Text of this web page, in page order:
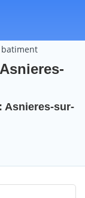
Asnieres-sur-